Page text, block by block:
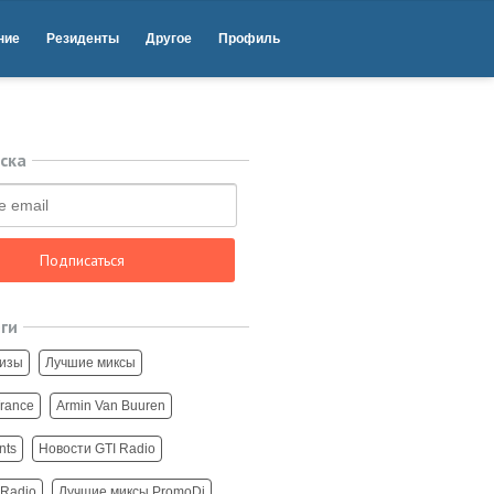
Резиденты Другое Профиль
Подписаться
Лучшие миксы
Armin Van Buuren
Новости GTI Radio